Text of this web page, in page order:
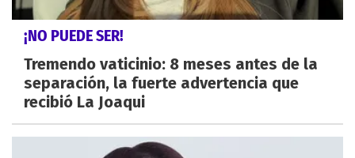
¡NO PUEDE SER!
Tremendo vaticinio: 8 meses antes de la
separación, la fuerte advertencia que
recibió La Joaqui